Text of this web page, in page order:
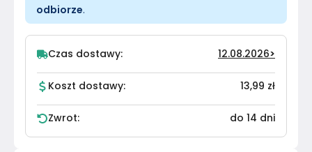
odbiorze.
Czas dostawy: 12.08.2026>
Koszt dostawy: 13,99 zł
Zwrot: do 14 dni